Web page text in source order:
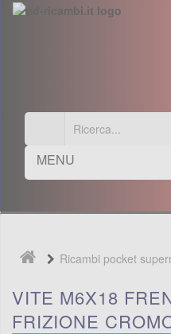
MENU
Ricambi pocket
VITE M6X18
FRIZIONE